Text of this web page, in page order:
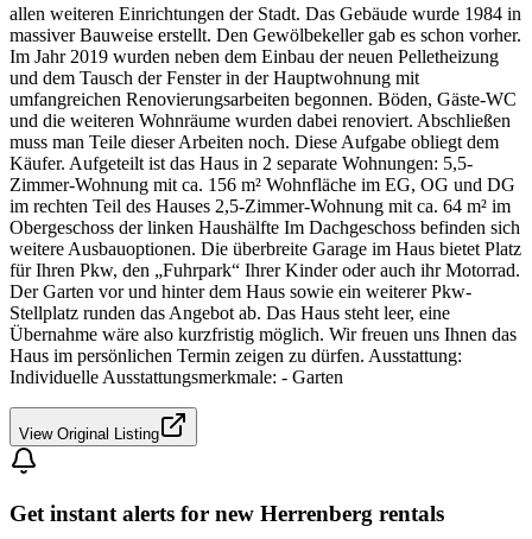
allen weiteren Einrichtungen der Stadt. Das Gebäude wurde 1984 in
massiver Bauweise erstellt. Den Gewölbekeller gab es schon vorher.
Im Jahr 2019 wurden neben dem Einbau der neuen Pelletheizung
und dem Tausch der Fenster in der Hauptwohnung mit
umfangreichen Renovierungsarbeiten begonnen. Böden, Gäste-WC
und die weiteren Wohnräume wurden dabei renoviert. Abschließen
muss man Teile dieser Arbeiten noch. Diese Aufgabe obliegt dem
Käufer. Aufgeteilt ist das Haus in 2 separate Wohnungen: 5,5-
Zimmer-Wohnung mit ca. 156 m² Wohnfläche im EG, OG und DG
im rechten Teil des Hauses 2,5-Zimmer-Wohnung mit ca. 64 m² im
Obergeschoss der linken Haushälfte Im Dachgeschoss befinden sich
weitere Ausbauoptionen. Die überbreite Garage im Haus bietet Platz
für Ihren Pkw, den „Fuhrpark“ Ihrer Kinder oder auch ihr Motorrad.
Der Garten vor und hinter dem Haus sowie ein weiterer Pkw-
Stellplatz runden das Angebot ab. Das Haus steht leer, eine
Übernahme wäre also kurzfristig möglich. Wir freuen uns Ihnen das
Haus im persönlichen Termin zeigen zu dürfen. Ausstattung:
Individuelle Ausstattungsmerkmale: - Garten
View Original Listing
Get instant alerts for new Herrenberg rentals